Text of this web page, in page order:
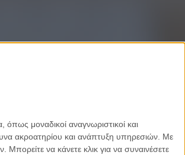
μοναδικοί αναγνωριστικοί και
ακροατηρίου και ανάπτυξη υπηρεσιών. Με
να κάνετε κλικ για να συναινέσετε